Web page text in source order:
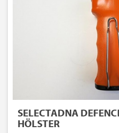
SELECTADNA
HÖLSTER